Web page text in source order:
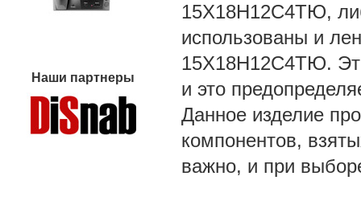
Наши партнеры
15Х18Н12С4ТЮ,
использованы и
15Х18Н12С4ТЮ.
и это
Данное изделие
компонентов,
важно, и при